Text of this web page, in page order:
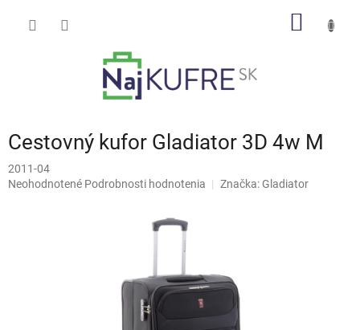
Cestovný kufor Gladiator 3D 4w M
2011-04
Priemerné
Neohodnotené Podrobnosti hodnotenia Značka: Gladiator